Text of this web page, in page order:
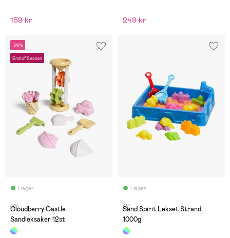
159 kr 249 kr
-26%
End of Season
I lager
(0)
Cloudberry Castle
Sandleksaker 12st
I lager
(4)
Sand Spirit Lekset Strand
1000g